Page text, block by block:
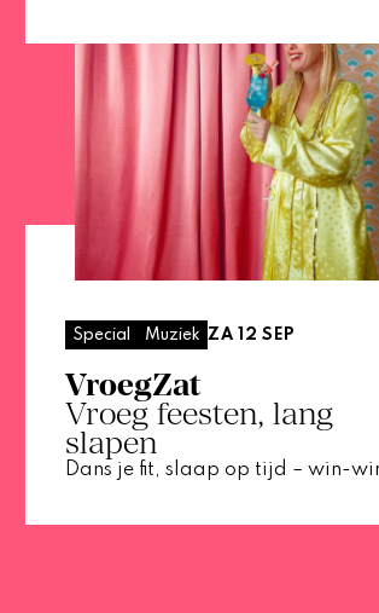
Special Muziek ZA 12 SEP
VroegZat
Vroeg feesten, lang
slapen
Dans je fit, slaap op tijd – win-